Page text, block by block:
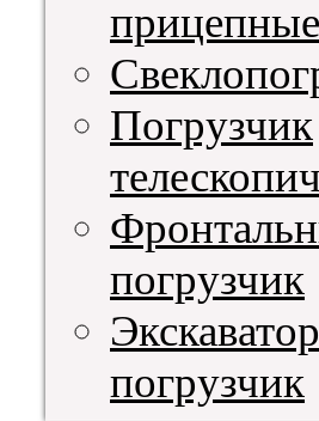
прицепные
Погрузчик
погрузчик
погрузчик